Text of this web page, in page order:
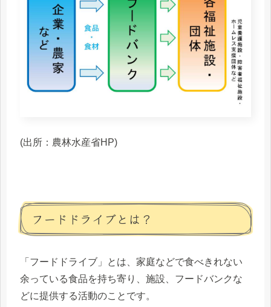
(出所：農林水産省HP)
フードドライブとは？
「フードドライブ」とは、 家庭などで食べきれない
余っている食品を持ち寄り、施設、フードバンクな
どに提供する活動のことです。